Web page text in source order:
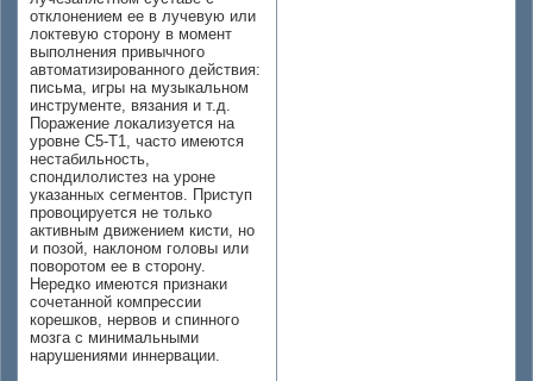
отклонением ее в лучевую или
локтевую сторону в момент
выполнения привычного
автоматизированного действия:
письма, игры на музыкальном
инструменте, вязания и т.д.
Поражение локализуется на
уровне С5-Т1, часто имеются
нестабильность,
спондилолистез на уроне
указанных сегментов. Приступ
провоцируется не только
активным движением кисти, но
и позой, наклоном головы или
поворотом ее в сторону.
Нередко имеются признаки
сочетанной компрессии
корешков, нервов и спинного
мозга с минимальными
нарушениями иннервации.